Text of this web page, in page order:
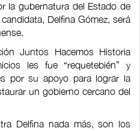
la gubernatura del Estado de
Delfina Gómez, será
Juntos Hacemos Historia
les fue “requetebién” y
por su apoyo para lograr la
un gobierno cercano del
Delfina nada más, son los